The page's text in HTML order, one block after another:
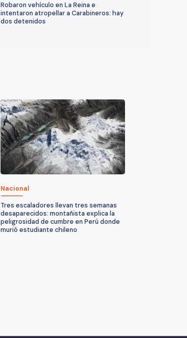
Robaron vehículo en La Reina e
intentaron atropellar a Carabineros: hay
dos detenidos
Nacional
Tres escaladores llevan tres semanas
desaparecidos: montañista explica la
peligrosidad de cumbre en Perú donde
murió estudiante chileno